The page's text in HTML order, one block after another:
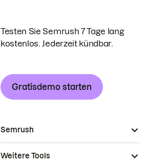
Testen Sie Semrush 7 Tage lang
kostenlos. Jederzeit kündbar.
Gratisdemo starten
Semrush
Weitere Tools